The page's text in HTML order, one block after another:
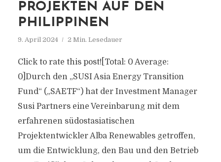
PROJEKTEN AUF DEN
PHILIPPINEN
9. April 2024 2 Min. Lesedauer
Click to rate this post![Total: 0 Average:
0]Durch den „SUSI Asia Energy Transition
Fund“ („SAETF“) hat der Investment Manager
Susi Partners eine Vereinbarung mit dem
erfahrenen südostasiatischen
Projektentwickler Alba Renewables getroffen,
um die Entwicklung, den Bau und den Betrieb